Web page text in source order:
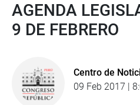
AGENDA
9 DE FEBRERO
Centro de
09 Feb 2017 |